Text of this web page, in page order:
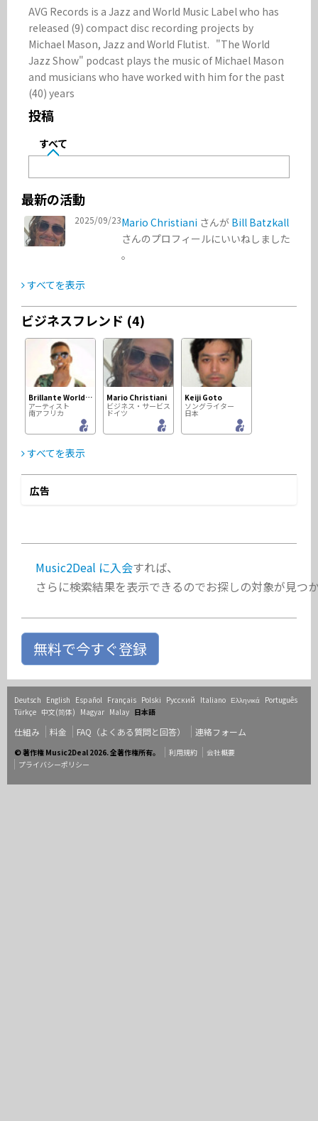
AVG Records is a Jazz and World Music Label who has
released (9) compact disc recording projects by
Michael Mason, Jazz and World Flutist.   "The World
Jazz Show" podcast plays the music of Michael Mason
and musicians who have worked with him for the past
(40) years
投稿
すべて
最新の活動
2025/09/23Mario Christiani さんが Bill Batzkall
さんのプロフィールにいいねしました
。
すべてを表示
ビジネスフレンド (4)
Brillante Worldwide
アーティスト
南アフリカ
Mario Christiani
ビジネス・サービス
ドイツ
Keiji Goto
ソングライター
日本
すべてを表示
広告
Music2Deal に入会すれば、
さらに検索結果を表示できるのでお探しの対象が見つ
無料で今すぐ登録
Deutsch English Español Français Polski Русский Italiano Ελληνικά Português
Türkçe 中文(简体) Magyar Malay 日本語
仕組み 料金 FAQ（よくある質問と回答） 連絡フォーム
© 著作権 Music2Deal 2026. 全著作権所有。 利用規約
会社概要
プライバシーポリシー